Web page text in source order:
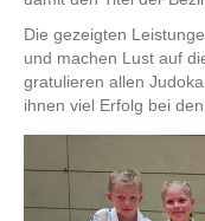
Die gezeigten
und machen Lust auf
gratulieren allen
ihnen viel Erfolg bei